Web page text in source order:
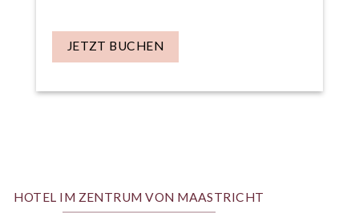
JETZT BUCHEN
HOTEL IM ZENTRUM VON MAASTRICHT